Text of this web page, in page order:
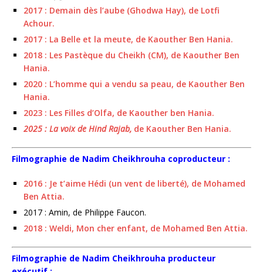
2017 : Demain dès l’aube (Ghodwa Hay), de Lotfi
Achour.
2017 : La Belle et la meute, de Kaouther Ben Hania.
2018 : Les Pastèque du Cheikh (CM), de Kaouther Ben
Hania.
2020 : L’homme qui a vendu sa peau, de Kaouther Ben
Hania.
2023 : Les Filles d’Olfa, de Kaouther ben Hania.
2025 : La voix de Hind Rajab, de Kaouther Ben Hania.
Filmographie de Nadim Cheikhrouha coproducteur :
2016 : Je t’aime Hédi (un vent de liberté), de Mohamed
Ben Attia.
2017 : Amin, de Philippe Faucon.
2018 : Weldi, Mon cher enfant, de Mohamed Ben Attia.
Filmographie de Nadim Cheikhrouha producteur